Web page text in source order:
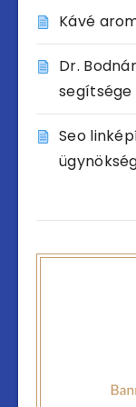
Kávé
Dr.
segítsége
Seo